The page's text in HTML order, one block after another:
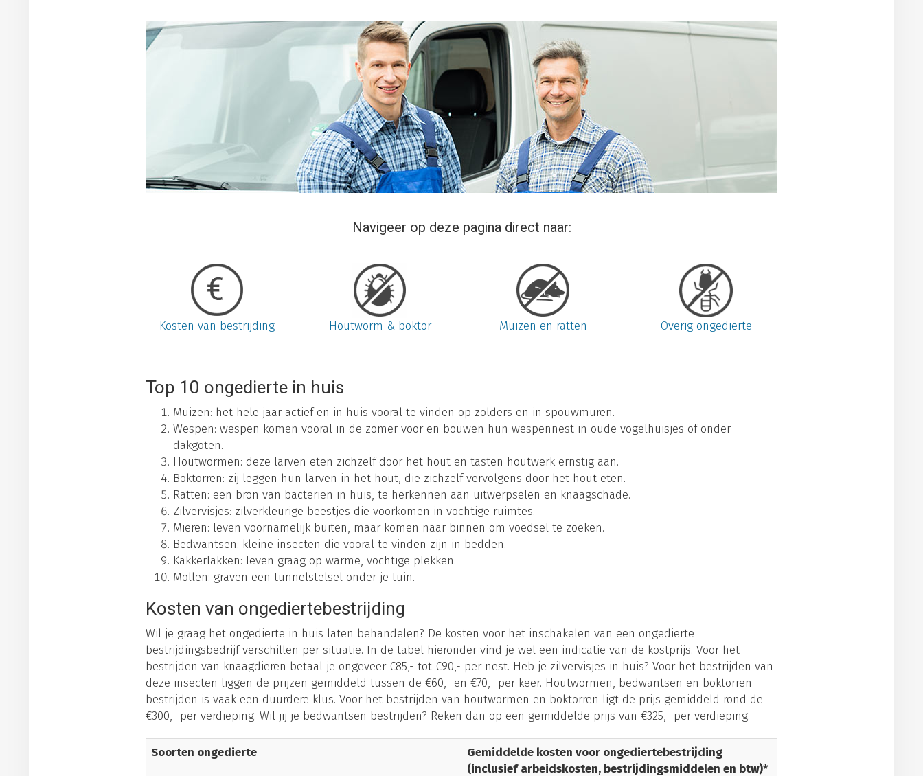
Navigeer op deze pagina direct naar:
Kosten van bestrijding Houtworm & boktor Muizen en ratten Overig ongedierte
Top 10 ongedierte in huis
Muizen: het hele jaar actief en in huis vooral te vinden op zolders en in spouwmuren.
Wespen: wespen komen vooral in de zomer voor en bouwen hun wespennest in oude vogelhuisjes of onder
dakgoten.
Houtwormen: deze larven eten zichzelf door het hout en tasten houtwerk ernstig aan.
Boktorren: zij leggen hun larven in het hout, die zichzelf vervolgens door het hout eten.
Ratten: een bron van bacteriën in huis, te herkennen aan uitwerpselen en knaagschade.
Zilvervisjes: zilverkleurige beestjes die voorkomen in vochtige ruimtes.
Mieren: leven voornamelijk buiten, maar komen naar binnen om voedsel te zoeken.
Bedwantsen: kleine insecten die vooral te vinden zijn in bedden.
Kakkerlakken: leven graag op warme, vochtige plekken.
Mollen: graven een tunnelstelsel onder je tuin.
Kosten van ongediertebestrijding
Wil je graag het ongedierte in huis laten behandelen? De kosten voor het inschakelen van een ongedierte
bestrijdingsbedrijf verschillen per situatie. In de tabel hieronder vind je wel een indicatie van de kostprijs. Voor het
bestrijden van knaagdieren betaal je ongeveer €85,- tot €90,- per nest. Heb je zilvervisjes in huis? Voor het bestrijden van
deze insecten liggen de prijzen gemiddeld tussen de €60,- en €70,- per keer. Houtwormen, bedwantsen en boktorren
bestrijden is vaak een duurdere klus. Voor het bestrijden van houtwormen en boktorren ligt de prijs gemiddeld rond de
€300,- per verdieping. Wil jij je bedwantsen bestrijden? Reken dan op een gemiddelde prijs van €325,- per verdieping.
Soorten ongedierte
Gemiddelde kosten voor ongediertebestrijding
(inclusief arbeidskosten, bestrijdingsmiddelen en btw)*